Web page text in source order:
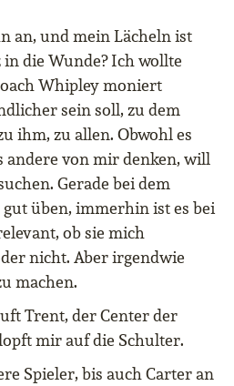
an, und mein Lächeln ist
in die Wunde? Ich wollte
Whipley moniert
sein soll, zu dem
ihm, zu allen. Obwohl es
andere von mir denken, will
Gerade bei dem
üben, immerhin ist es bei
ob sie mich
nicht. Aber irgendwie
machen.
Trent, der Center der
mir auf die Schulter.
Spieler, bis auch Carter an